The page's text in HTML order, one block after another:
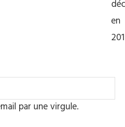
en
par une virgule.